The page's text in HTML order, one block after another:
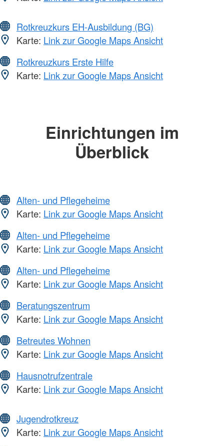
Rotkreuzkurs EH-Ausbildung (BG)
Karte: Link zur Google Maps Ansicht
Rotkreuzkurs Erste Hilfe
Karte: Link zur Google Maps Ansicht
Einrichtungen im
Überblick
Alten- und Pflegeheime
Karte: Link zur Google Maps Ansicht
Alten- und Pflegeheime
Karte: Link zur Google Maps Ansicht
Alten- und Pflegeheime
Karte: Link zur Google Maps Ansicht
Beratungszentrum
Karte: Link zur Google Maps Ansicht
Betreutes Wohnen
Karte: Link zur Google Maps Ansicht
Hausnotrufzentrale
Karte: Link zur Google Maps Ansicht
Jugendrotkreuz
Karte: Link zur Google Maps Ansicht